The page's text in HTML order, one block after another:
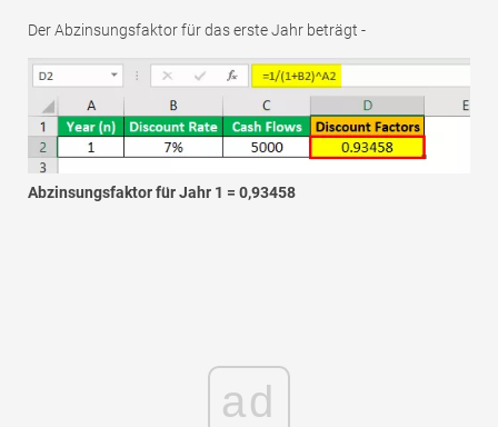
Der Abzinsungsfaktor für das erste Jahr beträgt -
Abzinsungsfaktor für Jahr 1 = 0,93458
ad